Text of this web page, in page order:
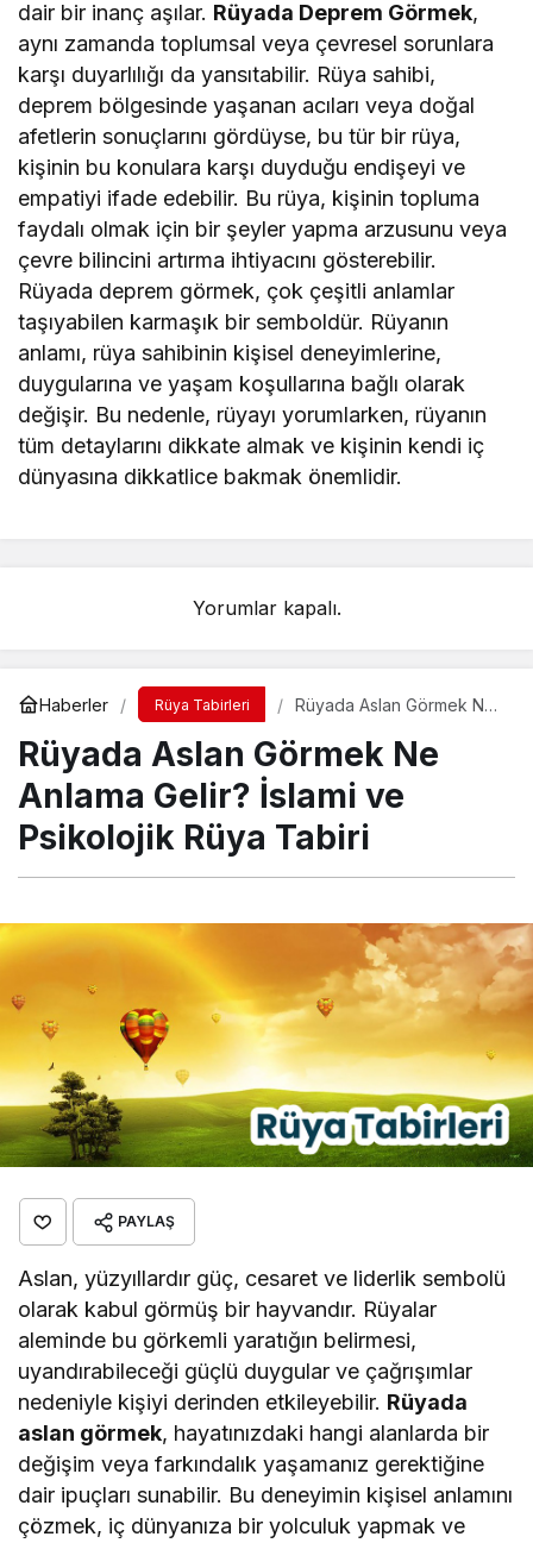
dair bir inanç aşılar. Rüyada Deprem Görmek,
aynı zamanda toplumsal veya çevresel sorunlara
karşı duyarlılığı da yansıtabilir. Rüya sahibi,
deprem bölgesinde yaşanan acıları veya doğal
afetlerin sonuçlarını gördüyse, bu tür bir rüya,
kişinin bu konulara karşı duyduğu endişeyi ve
empatiyi ifade edebilir. Bu rüya, kişinin topluma
faydalı olmak için bir şeyler yapma arzusunu veya
çevre bilincini artırma ihtiyacını gösterebilir.
Rüyada deprem görmek, çok çeşitli anlamlar
taşıyabilen karmaşık bir semboldür. Rüyanın
anlamı, rüya sahibinin kişisel deneyimlerine,
duygularına ve yaşam koşullarına bağlı olarak
değişir. Bu nedenle, rüyayı yorumlarken, rüyanın
tüm detaylarını dikkate almak ve kişinin kendi iç
dünyasına dikkatlice bakmak önemlidir.
Yorumlar kapalı.
Haberler Rüya Tabirleri
Rüyada Aslan Görmek Ne
Psikolojik Rüya Tabiri
Rüyada Aslan Görmek Ne
Anlama Gelir? İslami ve
Psikolojik Rüya Tabiri
PAYLAŞ
Aslan, yüzyıllardır güç, cesaret ve liderlik sembolü
olarak kabul görmüş bir hayvandır. Rüyalar
aleminde bu görkemli yaratığın belirmesi,
uyandırabileceği güçlü duygular ve çağrışımlar
nedeniyle kişiyi derinden etkileyebilir. Rüyada
aslan görmek, hayatınızdaki hangi alanlarda bir
değişim veya farkındalık yaşamanız gerektiğine
dair ipuçları sunabilir. Bu deneyimin kişisel anlamını
çözmek, iç dünyanıza bir yolculuk yapmak ve